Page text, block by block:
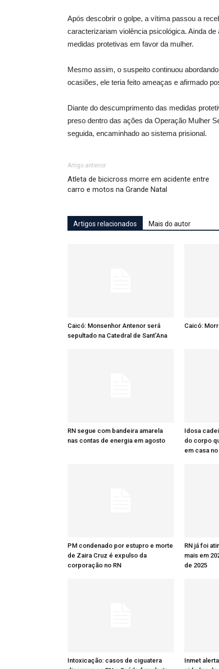
Após descobrir o golpe, a vítima passou a
caracterizariam violência psicológica. Ainda
medidas protetivas em favor da mulher.
Mesmo assim, o suspeito continuou
ocasiões, ele teria feito ameaças e afirmado
Diante do descumprimento das medidas
preso dentro das ações da Operação Mulher
seguida, encaminhado ao sistema prisional.
Artigo anterior
Atleta de bicicross morre em acidente entre
carro e motos na Grande Natal
Artigos relacionados Mais do autor
Caicó: Monsenhor Antenor será
sepultado na Catedral de Sant’Ana
Caicó:
RN segue com bandeira amarela
nas contas de energia em agosto
Idosa
do corpo
em casa
PM condenado por estupro e morte
de Zaira Cruz é expulso da
corporação no RN
RN já foi
mais em
de 2025
Intoxicação: casos de ciguatera
Inmet